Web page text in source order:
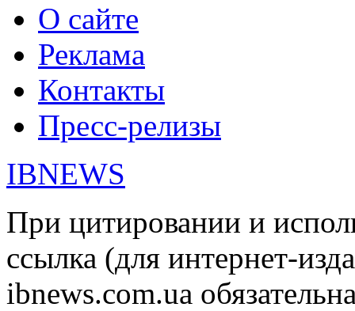
О сайте
Реклама
Контакты
Пресс-релизы
IBNEWS
При цитировании и
ссылка (для интернет-
ibnews.com.ua